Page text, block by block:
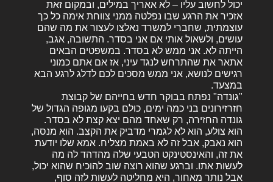
יכול לחשוב עליו – לא אאריך במילים, ובמקום זאת
אזכיר את הרגע שבו נפלטה ממני צווחת אימה כל כך
עוצמתית, שחברי למשרד נאלצו לעצור את מה שהם
עושים, ולשאול אותי אם אני בסדר. התשובה, אגב,
הייתה לא. אני ממש לא בסדר. במשפטים הבאים
אתאר את שהתרחש לנגד עיני, אז אם אתם כמוני
רגישים לנושא, אני ממש מסכים לכם לדלג לרגע הבא
במצעד.
"גונדה" נפתח בבוקר חדש בחייהם של קבוצת
חזרזירונים בני כמה ימים, כולם בקעו מגופה הגדול של
גונדה החזירה, רק שאחד מהם יצא קצת לא בסדר.
הוא צולע, הוא לא לגמרי מדביק את הקצב. הוא מנסה,
הוא נאבק, אבל זה לא באמת מצליח. אמא שלו יודעת
את זה, והאינסטינקט הטבעי שלה מהדהד לה מה
לעשות אתו. וברגע שהוא רוצה שוב להוכיח שהוא יכול,
אבל נותר מאחור, היא מחליטה לעשות לזה סוף,